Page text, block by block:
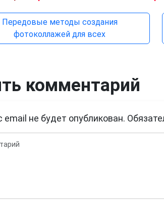
Передовые методы создания
фотоколлажей для всех
комментарий
не будет опубликован.